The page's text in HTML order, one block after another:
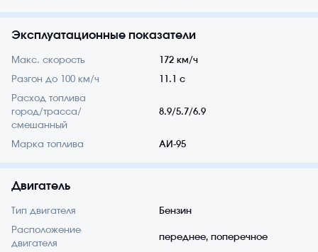
Эксплуатационные показатели
Макс. скорость 172 км/ч
Разгон до 100 км/ч 11.1 с
Расход топлива
город/трасса/
смешанный
8.9/5.7/6.9
Марка топлива АИ-95
Двигатель
Тип двигателя Бензин
Расположение
двигателя
переднее, поперечное